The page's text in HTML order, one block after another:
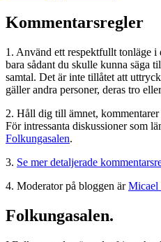
Kommentarsregler
1. Använd ett respektfullt tonläge i
bara sådant du skulle kunna säga
samtal. Det är inte tillåtet att
gäller andra personer, deras tro
2. Håll dig till ämnet,
För intressanta diskussioner som
Folkungasalen.
3. Se mer detaljerade
4. Moderator på bloggen ärMicael
Folkungasalen.